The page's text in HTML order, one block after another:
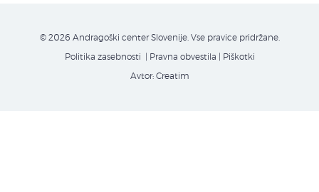
© 2026 Andragoški center Slovenije. Vse pravice pridržane.
Politika zasebnosti | Pravna obvestila Piškotki
Avtor: Creatim